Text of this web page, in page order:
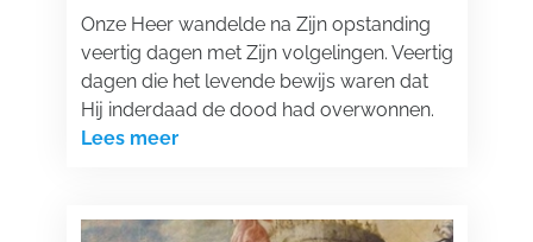
Onze Heer wandelde na Zijn opstanding
veertig dagen met Zijn volgelingen. Veertig
dagen die het levende bewijs waren dat
Hij inderdaad de dood had overwonnen.
Lees meer